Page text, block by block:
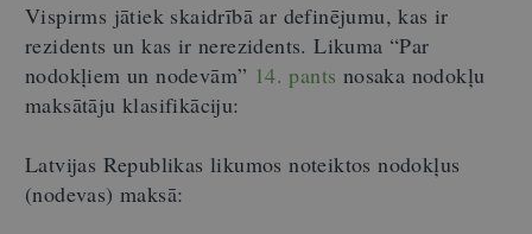
Vispirms jātiek skaidrībā ar definējumu, kas ir
rezidents un kas ir nerezidents. Likuma “Par
nodokļiem un nodevām” 14. pants nosaka nodokļu
maksātāju klasifikāciju:
Latvijas Republikas likumos noteiktos nodokļus
(nodevas) maksā: